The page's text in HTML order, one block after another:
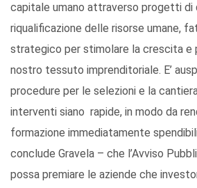
capitale umano attraverso progetti di
riqualificazione delle risorse umane,
strategico per stimolare la crescita e
nostro tessuto imprenditoriale. E’
procedure per le selezioni e la
interventi siano rapide, in modo da
formazione immediatamente
conclude Gravela – che l’Avviso
possa premiare le aziende che